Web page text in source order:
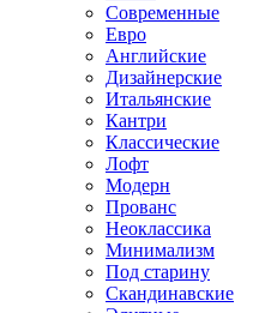
Современные
Евро
Английские
Дизайнерские
Итальянские
Кантри
Классические
Лофт
Модерн
Прованс
Неоклассика
Минимализм
Под старину
Скандинавские